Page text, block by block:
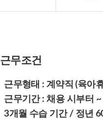
근무조건
근무형태 : 계약직 (육아
근무기간 : 채용 시부터 ~
3개월 수습 기간 / 정년